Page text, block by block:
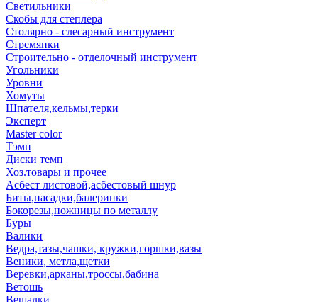
Светильники
Скобы для степлера
Столярно - слесарный инструмент
Стремянки
Строительно - отделочный инструмент
Угольники
Уровни
Хомуты
Шпателя,кельмы,терки
Эксперт
Master color
Тэмп
Диски темп
Хоз.товары и прочее
Асбест листовой,асбестовый шнур
Биты,насадки,балеринки
Бокорезы,ножницы по металлу
Буры
Валики
Ведра,тазы,чашки, кружки,горшки,вазы
Веники, метла,щетки
Веревки,арканы,троссы,бабина
Ветошь
Вешалки